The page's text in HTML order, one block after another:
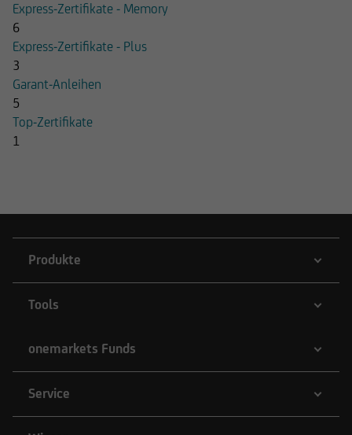
Express-Zertifikate - Memory
6
Express-Zertifikate - Plus
3
Garant-Anleihen
5
Top-Zertifikate
1
Produkte
Tools
onemarkets Funds
Service